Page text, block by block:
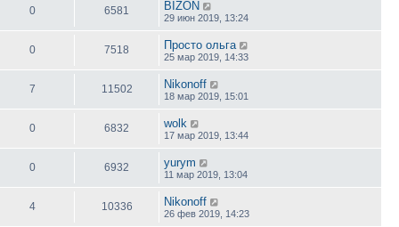
0 6581 BIZON
29 июн 2019, 13:24
0 7518 Просто ольга
25 мар 2019, 14:33
7 11502 Nikonoff
18 мар 2019, 15:01
0 6832 wolk
17 мар 2019, 13:44
0 6932 yurym
11 мар 2019, 13:04
4 10336 Nikonoff
26 фев 2019, 14:23